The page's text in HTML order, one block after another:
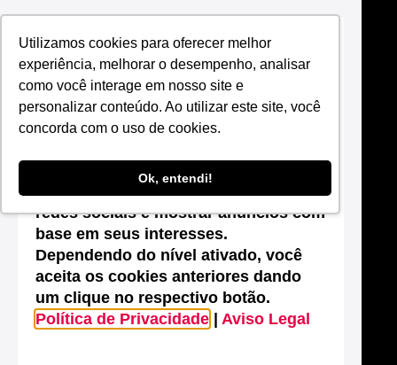
Utilizamos cookies para oferecer melhor
experiência, melhorar o desempenho, analisar
como você interage em nosso site e
personalizar conteúdo. Ao utilizar este site, você
concorda com o uso de cookies.
Ok, entendi!
Suas configurações de cookies neste
site
Este site utiliza cookies que são
essenciais para melhorar o
estatísticas, possibilitar o
compartilhamento de conteúdos nas
redes sociais e mostrar anúncios com
base em seus interesses.
Dependendo do nível ativado, você
aceita os cookies anteriores dando
um clique no respectivo botão.
Política de Privacidade
Aviso Legal